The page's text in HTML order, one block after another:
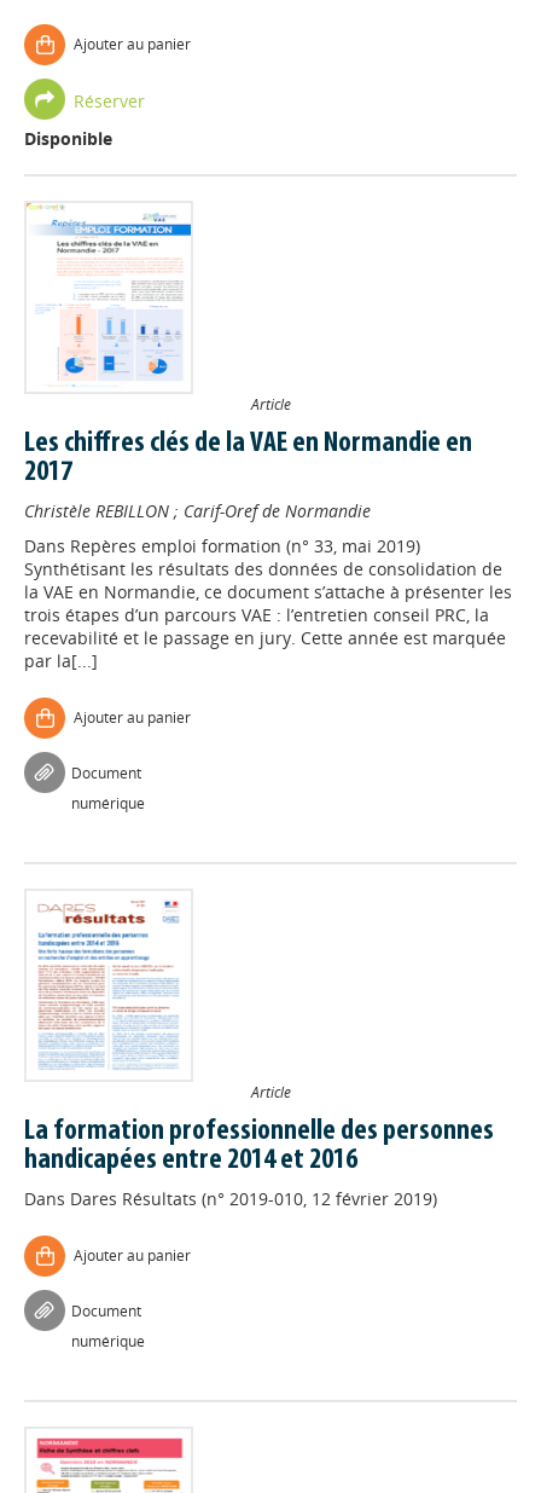
Ajouter au panier
Réserver
Disponible
Article
Les chiffres clés de la VAE en Normandie en
2017
Christèle REBILLON ; Carif-Oref de Normandie
Dans Repères emploi formation (n° 33, mai 2019)
Synthétisant les résultats des données de consolidation de
la VAE en Normandie, ce document s’attache à présenter les
trois étapes d’un parcours VAE : l’entretien conseil PRC, la
recevabilité et le passage en jury. Cette année est marquée
par la[...]
Ajouter au panier
Document
numérique
Article
La formation professionnelle des personnes
handicapées entre 2014 et 2016
Dans Dares Résultats (n° 2019-010, 12 février 2019)
Ajouter au panier
Document
numérique